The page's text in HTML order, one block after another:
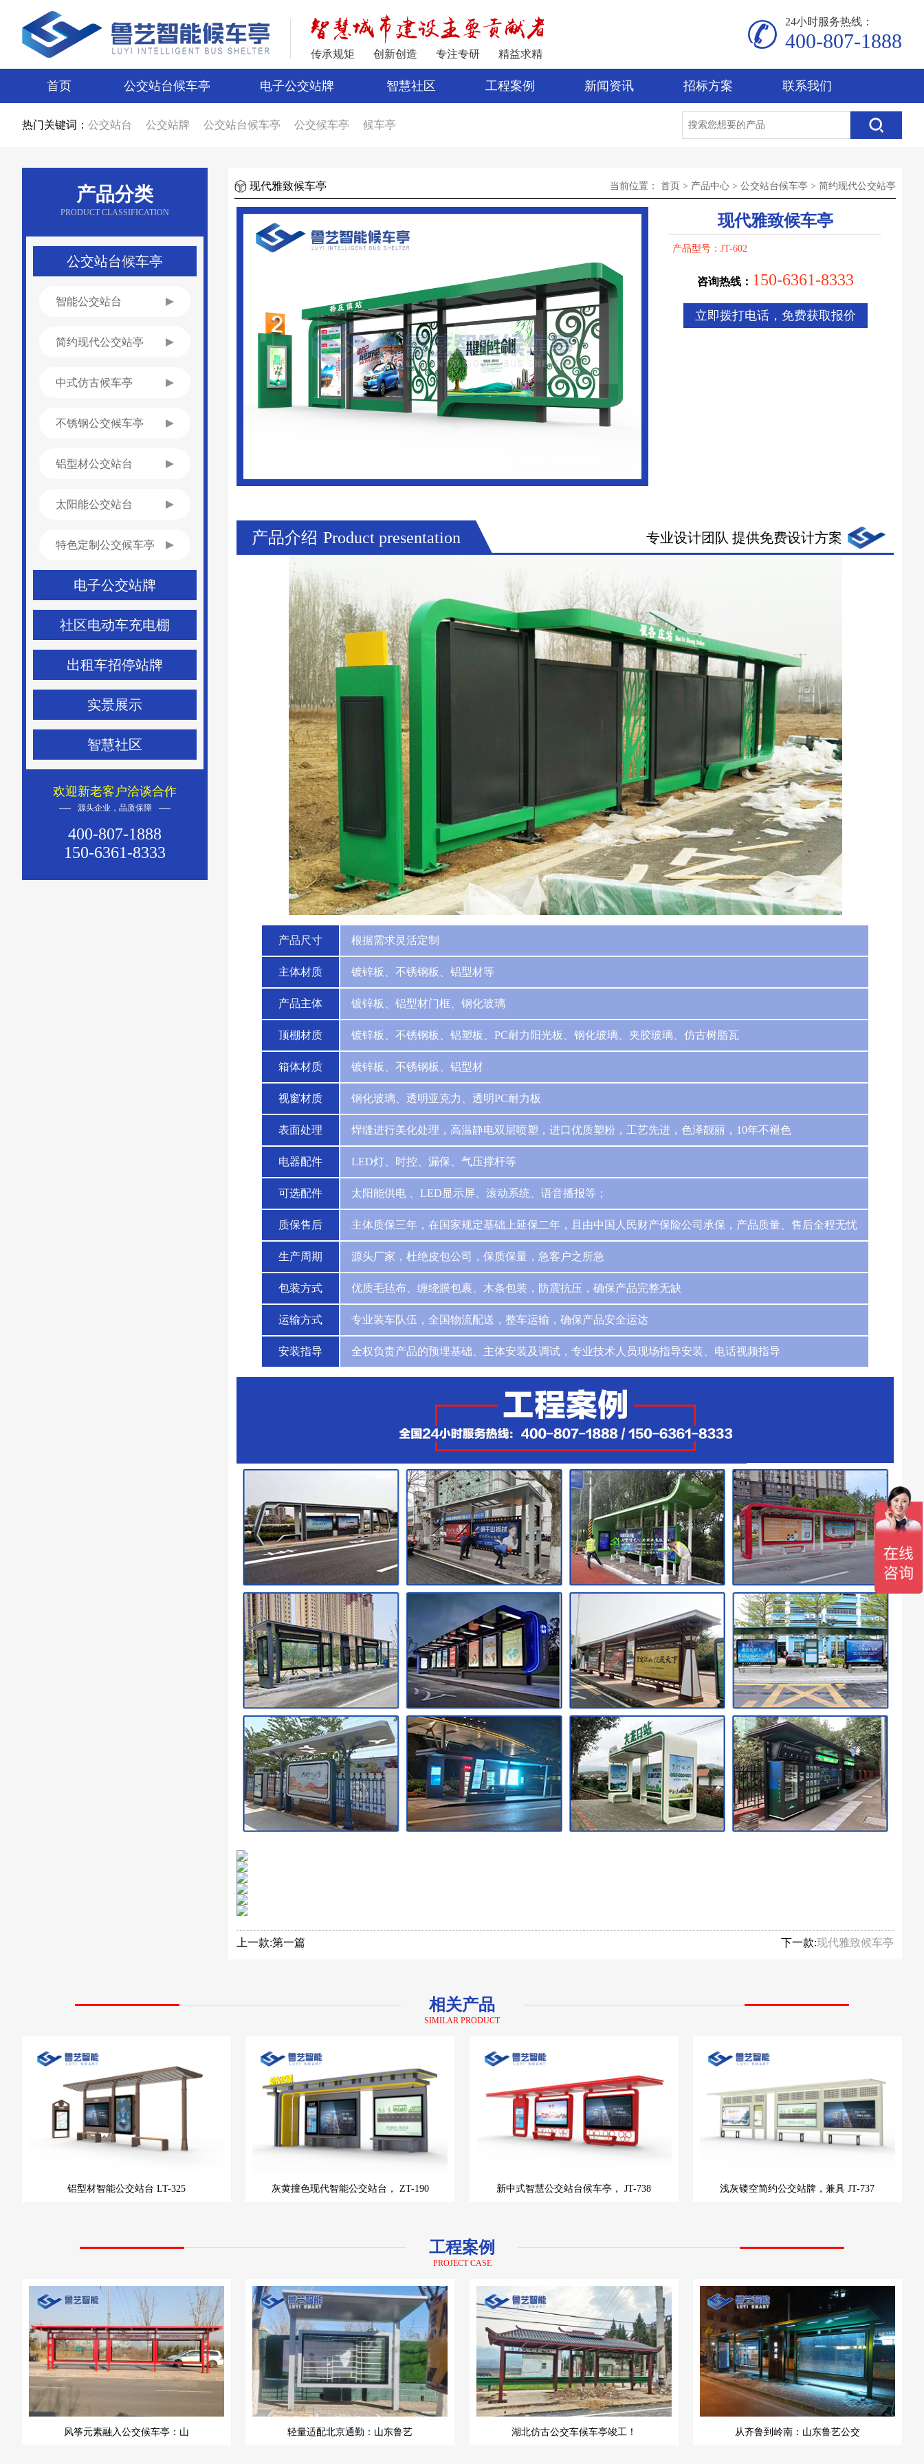
传承规矩 创新创造 专注专研 精益求精
24小时服务热线：
400-807-1888
首页 公交站台候车亭 电子公交站牌 智慧社区 工程案例 新闻资讯 招标方案 联系我们
热门关键词： 公交站台 公交站牌 公交站台候车亭 公交候车亭
候车亭
电子站牌厂家
公交站台厂家
候车亭图片
宿迁候车亭
宿迁公交站台
宿迁电子站牌
电子站牌设计
公交站台设计
新款候车亭
新款电子站牌 新型公交候车亭
新型候车亭
候车亭报价
公交站台报价
不锈钢候车亭 仿古候车亭
制作候车亭
乡镇候车亭
公交站亭厂家 公交站候车亭
产品分类
PRODUCT CLASSIFICATION
公交站台候车亭
智能公交站台
简约现代公交站亭
中式仿古候车亭
不锈钢公交候车亭
铝型材公交站台
太阳能公交站台
特色定制公交候车亭
电子公交站牌
社区电动车充电棚
出租车招停站牌
实景展示
智慧社区
欢迎新老客户洽谈合作
源头企业，品质保障
400-807-1888
150-6361-8333
现代雅致候车亭 当前位置： 首页 > 产品中心 > 公交站台候车亭 > 简约现代公交站亭
现代雅致候车亭
产品型号：JT-602
咨询热线： 150-6361-8333
立即拨打电话，免费获取报价
产品介绍 Product presentation 专业设计团队 提供免费设计方案
产品尺寸 根据需求灵活定制
主体材质 镀锌板、不锈钢板、铝型材等
产品主体 镀锌板、铝型材门框、钢化玻璃
顶棚材质 镀锌板、不锈钢板、铝塑板、PC耐力阳光板、钢化玻璃、夹胶玻璃、仿古树脂瓦
箱体材质 镀锌板、不锈钢板、铝型材
视窗材质 钢化玻璃、透明亚克力、透明PC耐力板
表面处理 焊缝进行美化处理，高温静电双层喷塑，进口优质塑粉，工艺先进，色泽靓丽，10年不褪色
电器配件 LED灯、时控、漏保、气压撑杆等
可选配件 太阳能供电 、LED显示屏、滚动系统、语音播报等；
质保售后 主体质保三年，在国家规定基础上延保二年，且由中国人民财产保险公司承保，产品质量、售后全程无忧
生产周期 源头厂家，杜绝皮包公司，保质保量，急客户之所急
包装方式 优质毛毡布、缠绕膜包裹、木条包装，防震抗压，确保产品完整无缺
运输方式 专业装车队伍，全国物流配送，整车运输，确保产品安全运达
安装指导 全权负责产品的预埋基础、主体安装及调试，专业技术人员现场指导安装、电话视频指导
上一款:第一篇 下一款:现代雅致候车亭
相关产品
SIMILAR PRODUCT
铝型材智能公交站台 LT-325 灰黄撞色现代智能公交站台， ZT-190 新中式智慧公交站台候车亭， JT-738 浅灰镂空简约公交站牌，兼具 JT-737
工程案例
PROJECT CASE
风筝元素融入公交候车亭：山 轻量适配北京通勤：山东鲁艺 湖北仿古公交车候车亭竣工！ 从齐鲁到岭南：山东鲁艺公交